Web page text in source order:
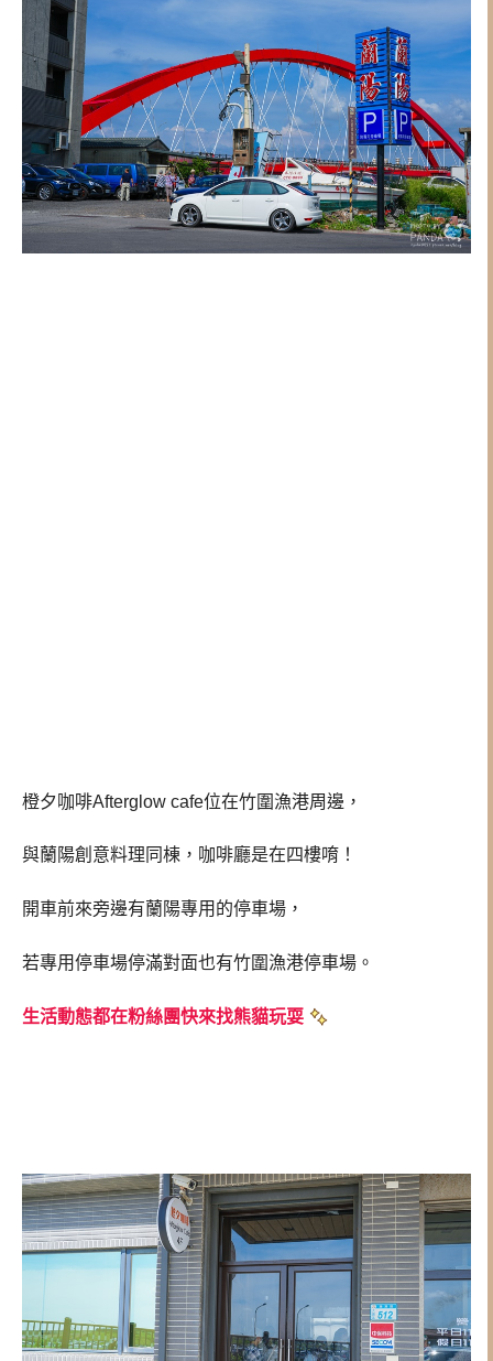
橙夕咖啡Afterglow cafe位在竹圍漁港周邊，
與蘭陽創意料理同棟，咖啡廳是在四樓唷！
開車前來旁邊有蘭陽專用的停車場，
若專用停車場停滿對面也有竹圍漁港停車場。
生活動態都在粉絲團快來找熊貓玩耍